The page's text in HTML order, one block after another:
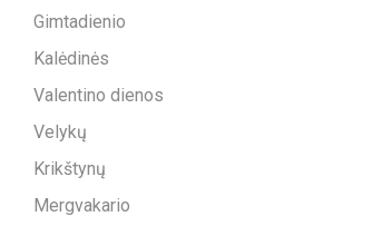
Gimtadienio
Kalėdinės
Valentino dienos
Velykų
Krikštynų
Mergvakario